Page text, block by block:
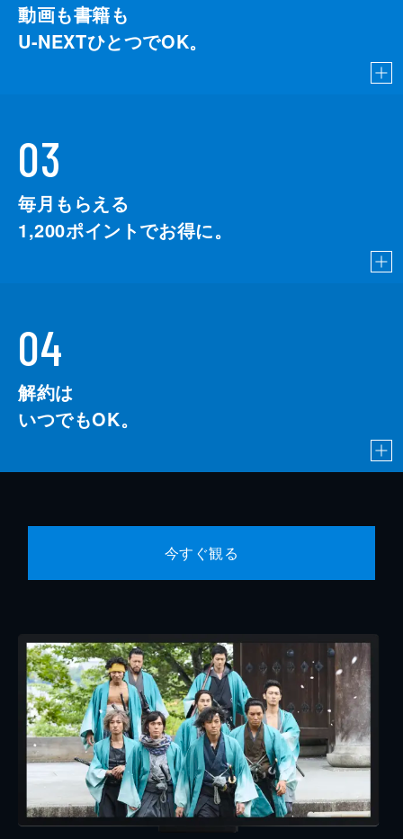
動画も書籍も
U-NEXTひとつでOK。
03
毎月もらえる
1,200ポイントでお得に。
04
解約は
いつでもOK。
今すぐ観る